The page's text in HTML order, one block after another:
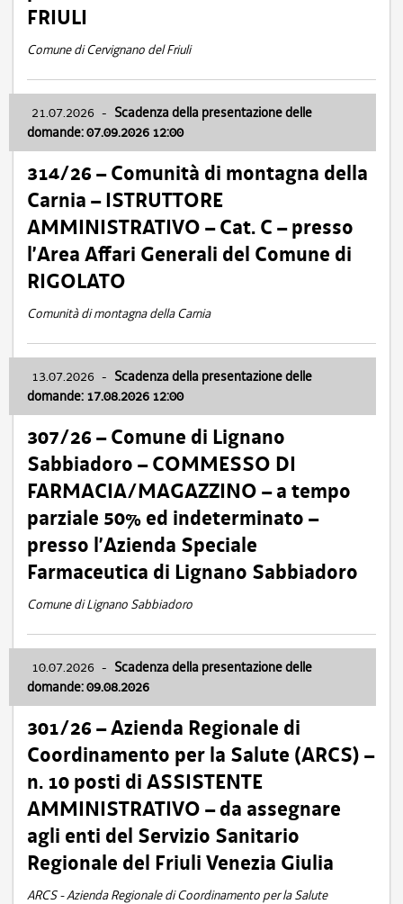
FRIULI
Comune di Cervignano del Friuli
21.07.2026 - Scadenza della presentazione delle
domande: 07.09.2026 12:00
314/26 – Comunità di montagna della
Carnia – ISTRUTTORE
AMMINISTRATIVO – Cat. C – presso
l’Area Affari Generali del Comune di
RIGOLATO
Comunità di montagna della Carnia
13.07.2026 - Scadenza della presentazione delle
domande: 17.08.2026 12:00
307/26 – Comune di Lignano
Sabbiadoro – COMMESSO DI
FARMACIA/MAGAZZINO – a tempo
parziale 50% ed indeterminato –
presso l’Azienda Speciale
Farmaceutica di Lignano Sabbiadoro
Comune di Lignano Sabbiadoro
10.07.2026 - Scadenza della presentazione delle
domande: 09.08.2026
301/26 – Azienda Regionale di
Coordinamento per la Salute (ARCS) –
n. 10 posti di ASSISTENTE
AMMINISTRATIVO – da assegnare
agli enti del Servizio Sanitario
Regionale del Friuli Venezia Giulia
ARCS - Azienda Regionale di Coordinamento per la Salute